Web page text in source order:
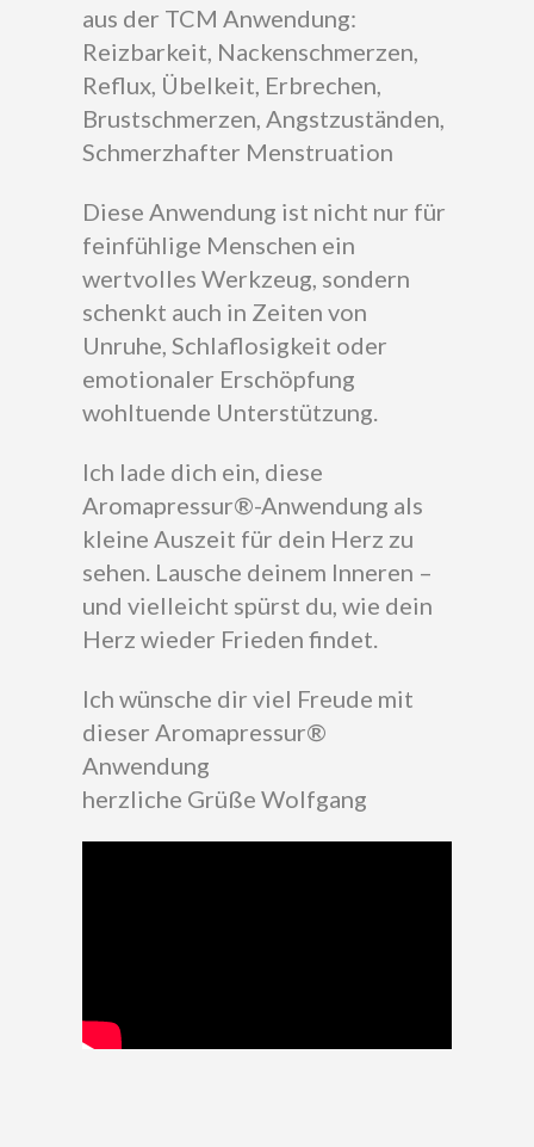
aus der TCM Anwendung:
Reizbarkeit, Nackenschmerzen,
Reflux, Übelkeit, Erbrechen,
Brustschmerzen, Angstzuständen,
Schmerzhafter Menstruation
Diese Anwendung ist nicht nur für
feinfühlige Menschen ein
wertvolles Werkzeug, sondern
schenkt auch in Zeiten von
Unruhe, Schlaflosigkeit oder
emotionaler Erschöpfung
wohltuende Unterstützung.
Ich lade dich ein, diese
Aromapressur®-Anwendung als
kleine Auszeit für dein Herz zu
sehen. Lausche deinem Inneren –
und vielleicht spürst du, wie dein
Herz wieder Frieden findet.
Ich wünsche dir viel Freude mit
dieser Aromapressur®
Anwendung
herzliche Grüße Wolfgang